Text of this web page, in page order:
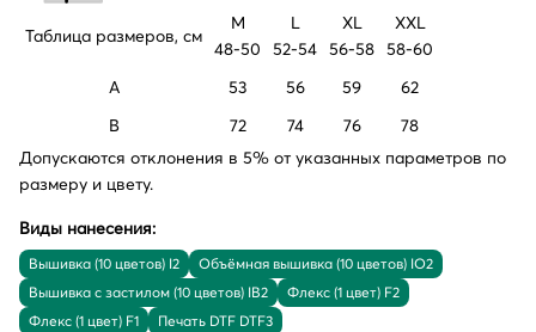
Таблица размеров, см
M
48-50
L
52-54
XL
56-58
XXL
58-60
A
53 56 59
62
B
72 74 76
78
Допускаются отклонения в 5% от указанных параметров по
размеру и цвету.
Виды нанесения:
Вышивка (10 цветов) I2
Объёмная вышивка (10 цветов) IO2
Вышивка с застилом (10 цветов) IB2
Флекс (1 цвет) F2
Флекс (1 цвет) F1
Печать DTF DTF3